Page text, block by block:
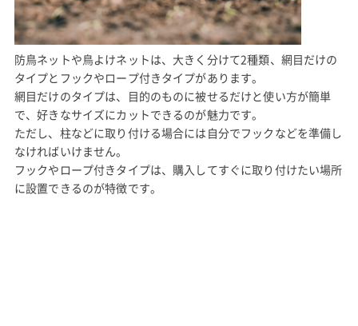
防鳥ネットや鳥よけネットは、大きく分けて2種類、網目だけの
タイプとフックやロープ付きタイプがあります。
網目だけのタイプは、目的のものに被せるだけと使い方が簡単
で、好きなサイズにカットできるのが魅力です。
ただし、柱などに取り付ける場合には自分でフックなどを準備し
なければいけません。
フックやロープ付きタイプは、購入してすぐに取り付けたい場所
に設置できるのが特徴です。